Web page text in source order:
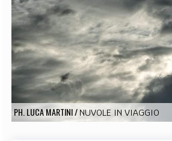
EXTRA
CODICI RUBRICHE LIBRI PROCEEDINGS
SOCIAL MEDIA
PH. LUCA MARTINI/ NUVOLE IN VIAGGIO